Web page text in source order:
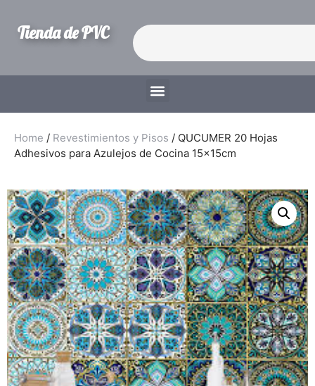
Tienda de PVC
Home / Revestimientos y Pisos / QUCUMER 20 Hojas
Adhesivos para Azulejos de Cocina 15x15cm